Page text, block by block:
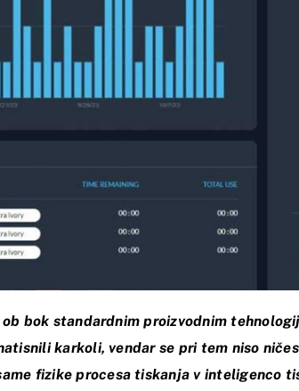
bok standardnim proizvodnim
karkoli, vendar se pri tem niso
fizike procesa tiskanja v inteligenco